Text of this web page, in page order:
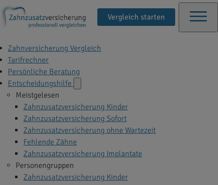
Vergleich starten
Zahnversicherung Vergleich
Tarifrechner
Persönliche Beratung
Entscheidungshilfe
Meistgelesen
Zahnzusatzversicherung Kinder
Zahnzusatzversicherung Sofort
Zahnzusatzversicherung ohne Wartezeit
Fehlende Zähne
Zahnzusatzversicherung Implantate
Personengruppen
Zahnzusatzversicherung Kinder